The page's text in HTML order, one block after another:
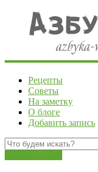
Рецепты
Советы
На заметку
О блоге
Добавить запись